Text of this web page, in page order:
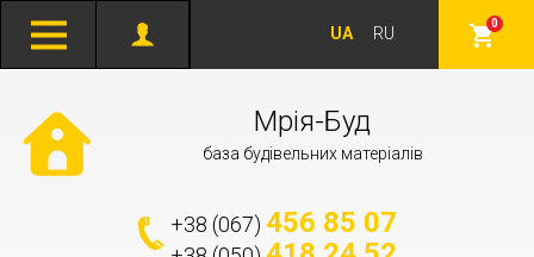
0
UA RU
Мрія-Буд
база будівельних матеріалів
+38 (067) 456 85 07